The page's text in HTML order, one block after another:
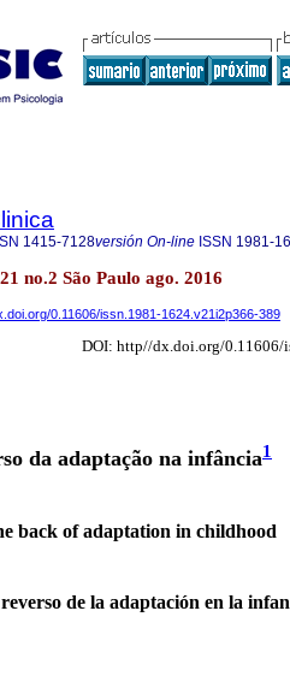
1415-7128versión On-line ISSN 1981-
no.2 São Paulo ago. 2016
0.11606/issn.1981-1624.v21i2p366-389
DOI: http//dx.doi.org/0.11606/
da adaptação na infância1
back of adaptation in childhood
de la adaptación en la